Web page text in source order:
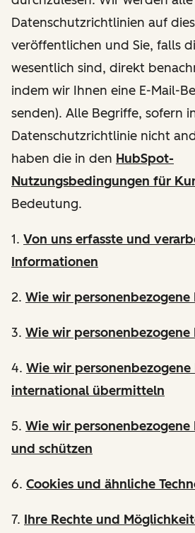
Datenschutzrichtlinien auf
veröffentlichen und Sie, falls
wesentlich sind, direkt
indem wir Ihnen eine E-Mail-
senden). Alle Begriffe, sofern
Datenschutzrichtlinie nicht
haben die in den HubSpot-
Nutzungsbedingungen für
Bedeutung.
1. Von uns erfasste und
Informationen
2. Wie wir
3. Wie wir personenbezogene
4. Wie wir personenbezogene
international übermitteln
5. Wie wir personenbezogene
und schützen
6. Cookies und ähnliche
7. Ihre Rechte und